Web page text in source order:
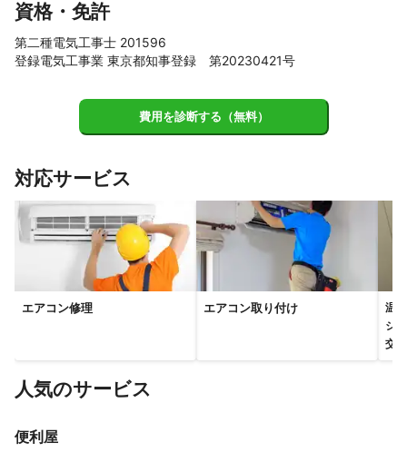
資格・免許
第二種電気工事士 201596
登録電気工事業 東京都知事登録 第20230421号
費用を診断する（無料）
対応サービス
エアコン修理 エアコン取り付け
温
シ
交換
人気のサービス
便利屋